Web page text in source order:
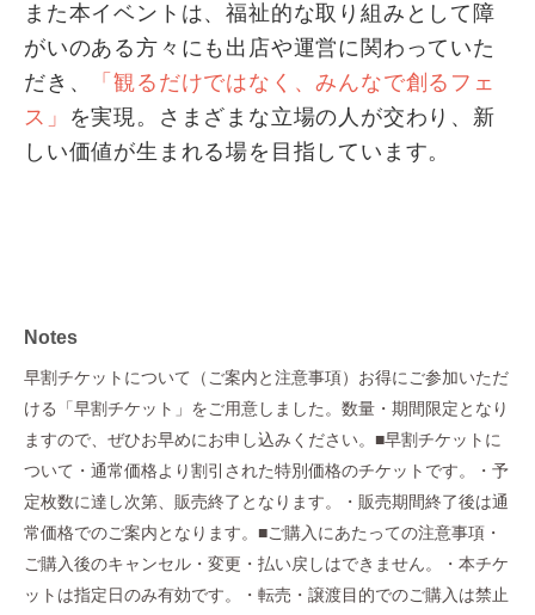
また本イベントは、福祉的な取り組みとして障
がいのある方々にも出店や運営に関わっていた
だき、
「観るだけではなく、みんなで創るフェ
ス」
を実現。さまざまな立場の人が交わり、新
しい価値が生まれる場を目指しています。
Notes
早割チケットについて（ご案内と注意事項）お得にご参加いただ
ける「早割チケット」をご用意しました。数量・期間限定となり
ますので、ぜひお早めにお申し込みください。■早割チケットに
ついて・通常価格より割引された特別価格のチケットです。・予
定枚数に達し次第、販売終了となります。・販売期間終了後は通
常価格でのご案内となります。■ご購入にあたっての注意事項・
ご購入後のキャンセル・変更・払い戻しはできません。・本チケ
ットは指定日のみ有効です。・転売・譲渡目的でのご購入は禁止